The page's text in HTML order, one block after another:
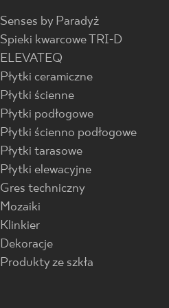
Senses by Paradyż
Spieki kwarcowe TRI-D
ELEVATEQ
Płytki ceramiczne
Płytki ścienne
Płytki podłogowe
Płytki ścienno podłogowe
Płytki tarasowe
Płytki elewacyjne
Gres techniczny
Mozaiki
Klinkier
Dekoracje
Produkty ze szkła